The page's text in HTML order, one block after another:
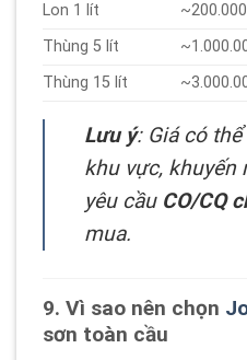
Lon 1 lít
Thùng 5 lít
Thùng 15 lít
Lưu ý: Giá có
khu vực, khuyến
yêu cầu CO/CQ
mua.
9. Vì sao nên chọn
sơn toàn cầu